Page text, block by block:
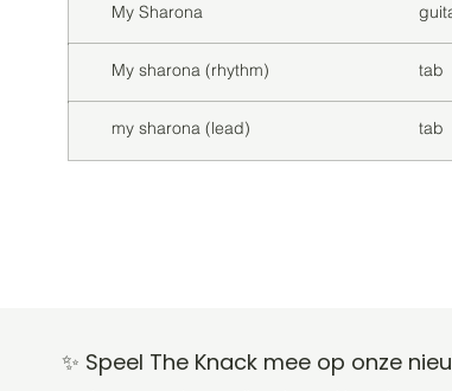
My Sharona
My sharona (rhythm) tab
my sharona (lead) tab
✨ Speel The Knack mee op onze